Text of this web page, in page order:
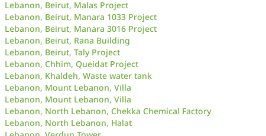
Lebanon, Beirut, Malas Project
Lebanon, Beirut, Manara 1033 Project
Lebanon, Beirut, Manara 3016 Project
Lebanon, Beirut, Rana Building
Lebanon, Beirut, Taly Project
Lebanon, Chhim, Queidat Project
Lebanon, Khaldeh, Waste water tank
Lebanon, Mount Lebanon, Villa
Lebanon, Mount Lebanon, Villa
Lebanon, North Lebanon, Chekka Chemical Factory
Lebanon, North Lebanon, Halat